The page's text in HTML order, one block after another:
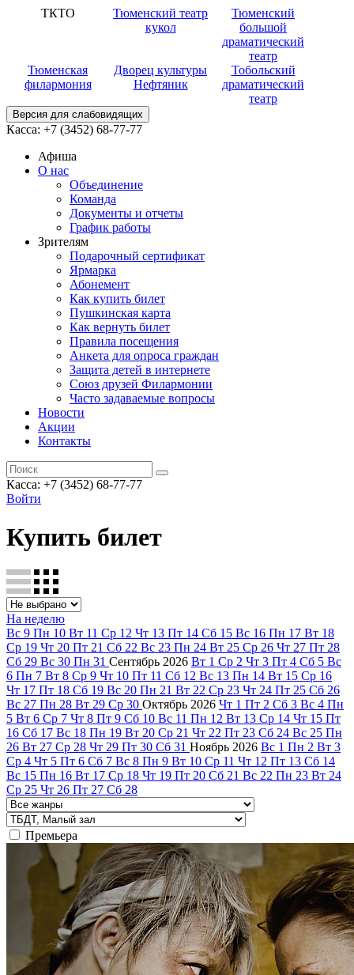
ТКТО
Тюменский театр
кукол
Тюменский
большой
драматический
театр
Тюменская
филармония
Дворец культуры
Нефтяник
Тобольский
драматический
театр
Версия для слабовидящих
Касса: +7 (3452) 68-77-77
Афиша
О нас
Объединение
Команда
Документы и отчеты
График работы
Зрителям
Подарочный сертификат
Ярмарка
Абонемент
Как купить билет
Пушкинская карта
Как вернуть билет
Правила посещения
Анкета для опроса граждан
Защита детей в интернете
Союз друзей Филармонии
Часто задаваемые вопросы
Новости
Акции
Контакты
Касса: +7 (3452) 68-77-77
Войти
Купить билет
На неделю
Вс 9 Пн 10 Вт 11 Ср 12 Чт 13 Пт 14 Сб 15 Вс 16 Пн 17 Вт 18
Ср 19 Чт 20 Пт 21 Сб 22 Вс 23 Пн 24 Вт 25 Ср 26 Чт 27 Пт 28
Сб 29 Вс 30 Пн 31 Сентябрь 2026 Вт 1 Ср 2 Чт 3 Пт 4 Сб 5 Вс
6 Пн 7 Вт 8 Ср 9 Чт 10 Пт 11 Сб 12 Вс 13 Пн 14 Вт 15 Ср 16
Чт 17 Пт 18 Сб 19 Вс 20 Пн 21 Вт 22 Ср 23 Чт 24 Пт 25 Сб 26
Вс 27 Пн 28 Вт 29 Ср 30 Октябрь 2026 Чт 1 Пт 2 Сб 3 Вс 4 Пн
5 Вт 6 Ср 7 Чт 8 Пт 9 Сб 10 Вс 11 Пн 12 Вт 13 Ср 14 Чт 15 Пт
16 Сб 17 Вс 18 Пн 19 Вт 20 Ср 21 Чт 22 Пт 23 Сб 24 Вс 25 Пн
26 Вт 27 Ср 28 Чт 29 Пт 30 Сб 31 Ноябрь 2026 Вс 1 Пн 2 Вт 3
Ср 4 Чт 5 Пт 6 Сб 7 Вс 8 Пн 9 Вт 10 Ср 11 Чт 12 Пт 13 Сб 14
Вс 15 Пн 16 Вт 17 Ср 18 Чт 19 Пт 20 Сб 21 Вс 22 Пн 23 Вт 24
Ср 25 Чт 26 Пт 27 Сб 28
Премьера